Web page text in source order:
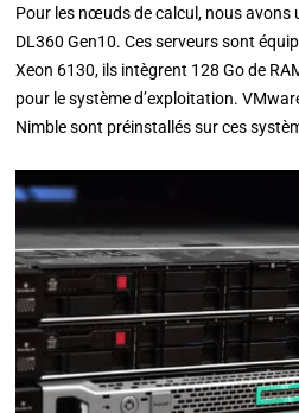
Pour les nœuds de calcul, nous avons
DL360 Gen10. Ces serveurs sont
Xeon 6130, ils intègrent 128 Go de
pour le système d’exploitation.
Nimble sont préinstallés sur ces